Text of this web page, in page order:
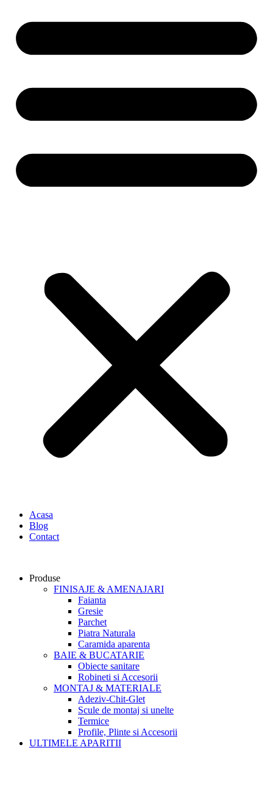
Acasa
Blog
Contact
Produse
FINISAJE & AMENAJARI
Faianta
Gresie
Parchet
Piatra Naturala
Caramida aparenta
BAIE & BUCATARIE
Obiecte sanitare
Robineti si Accesorii
MONTAJ & MATERIALE
Adeziv-Chit-Glet
Scule de montaj si unelte
Termice
Profile, Plinte si Accesorii
ULTIMELE APARITII